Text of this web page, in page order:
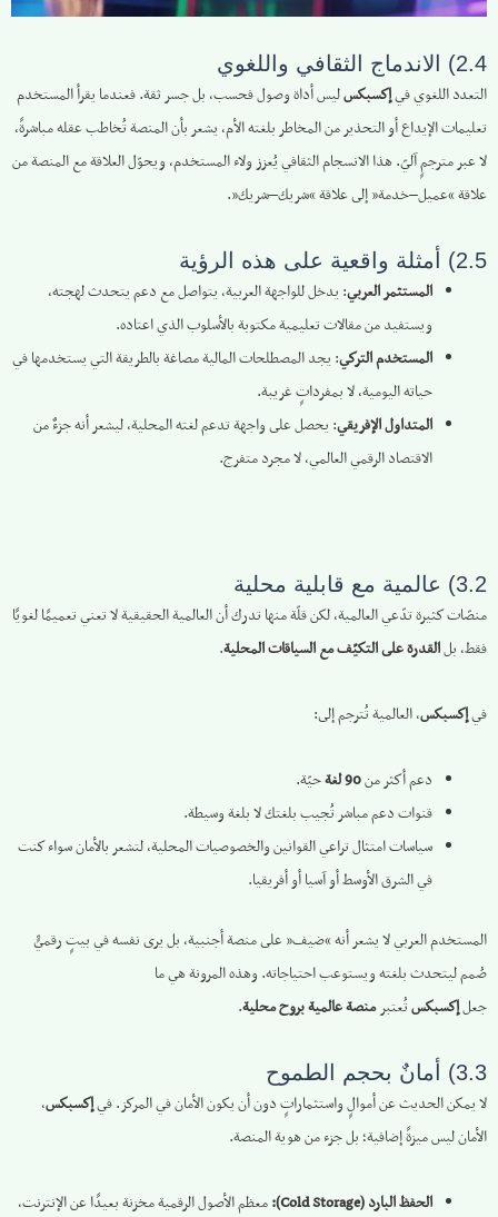
2.4) الاندماج الثقافي واللغوي
التعدد اللغوي فيإكسبكسليس أداة وصول فحسب، بل جسر ثقة. فعندما يقرأ المستخدم
تعليمات الإيداع أو التحذير من المخاطر بلغته الأم، يشعر بأن المنصة تُخاطب عقله مباشرةً،
لا عبر مترجمٍ آليّ. هذا الانسجام الثقافي يُعزز ولاء المستخدم، ويحوّل العلاقة مع المنصة من
علاقة “عميل–خدمة” إلى علاقة “شريك–شريك”.
2.5) أمثلة واقعية على هذه الرؤية
المستثمر العربي: يدخل للواجهة العربية، يتواصل مع دعم يتحدث لهجته،
ويستفيد من مقالات تعليمية مكتوبة بالأسلوب الذي اعتاده.
المستخدم التركي: يجد المصطلحات المالية مصاغة بالطريقة التي يستخدمها في
حياته اليومية، لا بمفرداتٍ غريبة.
المتداول الإفريقي: يحصل على واجهة تدعم لغته المحلية، ليشعر أنه جزءٌ من
الاقتصاد الرقمي العالمي، لا مجرد متفرج.
3.2) عالمية مع قابلية محلية
منصّات كثيرة تدّعي العالمية، لكن قلّة منها تدرك أن العالمية الحقيقية لا تعني تعميمًا لغويًا
فقط، بلالقدرة على التكيّف مع السياقات المحلية.
فيإكسبكس، العالمية تُترجم إلى:
دعم أكثر من90 لغة
حيّة.
قنوات دعم مباشر تُجيب بلغتك لا بلغة وسيطة.
سياسات امتثال تراعي القوانين والخصوصيات المحلية، لتشعر بالأمان سواء كنت
في الشرق الأوسط أو آسيا أو أفريقيا.
المستخدم العربي لا يشعر أنه “ضيف” على منصة أجنبية، بل يرى نفسه في بيتٍ رقميٍّ
صُمم ليتحدث بلغته ويستوعب احتياجاته. وهذه المرونة هي ما
جعلإكسبكستُعتبرمنصة عالمية بروح محلية.
3.3) أمانٌ بحجم الطموح
لا يمكن الحديث عن أموالٍ واستثماراتٍ دون أن يكون الأمان في المركز. فيإكسبكس،
الأمان ليس ميزةً إضافية؛ بل جزء من هوية المنصة.
الحفظ البارد (Cold Storage):
معظم الأصول الرقمية مخزنة بعيدًا عن الإنترنت،